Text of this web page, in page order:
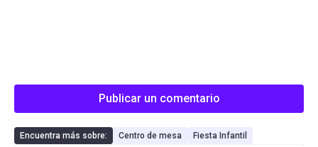
Publicar un comentario
Encuentra más sobre: Centro de mesa Fiesta Infantil